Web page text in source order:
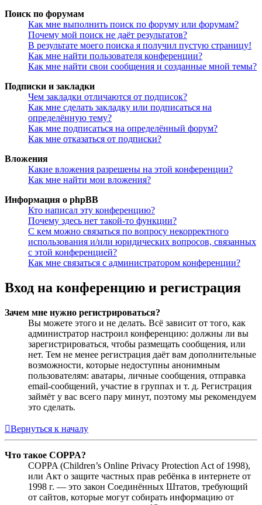
Поиск по форумам
Как мне выполнить поиск по форуму или форумам?
Почему мой поиск не даёт результатов?
В результате моего поиска я получил пустую страницу!
Как мне найти пользователя конференции?
Как мне найти свои сообщения и созданные мной темы?
Подписки и закладки
Чем закладки отличаются от подписок?
Как мне сделать закладку или подписаться на
определённую тему?
Как мне подписаться на определённый форум?
Как мне отказаться от подписки?
Вложения
Какие вложения разрешены на этой конференции?
Как мне найти мои вложения?
Информация о phpBB
Кто написал эту конференцию?
Почему здесь нет такой-то функции?
С кем можно связаться по вопросу некорректного
использования и/или юридических вопросов, связанных
с этой конференцией?
Как мне связаться с администратором конференции?
Вход на конференцию и регистрация
Зачем мне нужно регистрироваться?
Вы можете этого и не делать. Всё зависит от того, как
администратор настроил конференцию: должны ли вы
зарегистрироваться, чтобы размещать сообщения, или
нет. Тем не менее регистрация даёт вам дополнительные
возможности, которые недоступны анонимным
пользователям: аватары, личные сообщения, отправка
email-сообщений, участие в группах и т. д. Регистрация
займёт у вас всего пару минут, поэтому мы рекомендуем
это сделать.
Вернуться к началу
Что такое COPPA?
COPPA (Children’s Online Privacy Protection Act of 1998),
или Акт о защите частных прав ребёнка в интернете от
1998 г. — это закон Соединённых Штатов, требующий
от сайтов, которые могут собирать информацию от